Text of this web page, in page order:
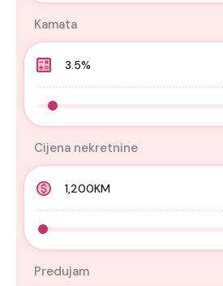
Kamata
Cijena nekretnine
Predujam